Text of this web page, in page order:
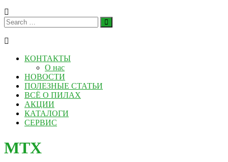
КОНТАКТЫ
О нас
НОВОСТИ
ПОЛЕЗНЫЕ СТАТЬИ
ВСЁ О ПИЛАХ
АКЦИИ
КАТАЛОГИ
СЕРВИС
MTX